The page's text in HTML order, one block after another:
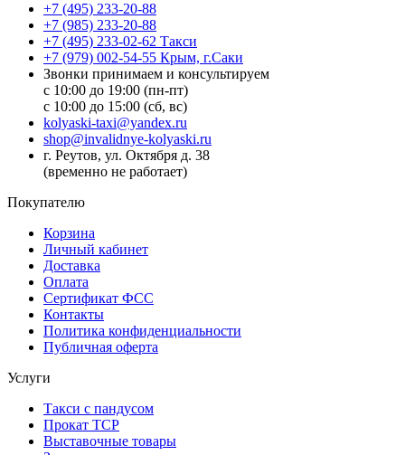
+7 (495) 233-20-88
+7 (985) 233-20-88
+7 (495) 233-02-62 Такси
+7 (979) 002-54-55 Крым, г.Саки
Звонки принимаем и консультируем
с 10:00 до 19:00 (пн-пт)
с 10:00 до 15:00 (сб, вс)
kolyaski-taxi@yandex.ru
shop@invalidnye-kolyaski.ru
г. Реутов, ул. Октября д. 38
(временно не работает)
Покупателю
Корзина
Личный кабинет
Доставка
Оплата
Сертификат ФСС
Контакты
Политика конфиденциальности
Публичная оферта
Услуги
Такси с пандусом
Прокат ТСР
Выставочные товары